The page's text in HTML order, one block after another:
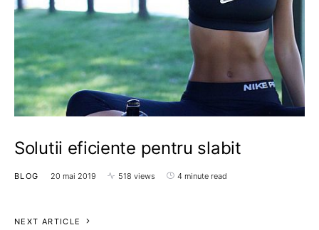
Solutii eficiente pentru slabit
BLOG 20 mai 2019 518 views 4 minute read
NEXT ARTICLE